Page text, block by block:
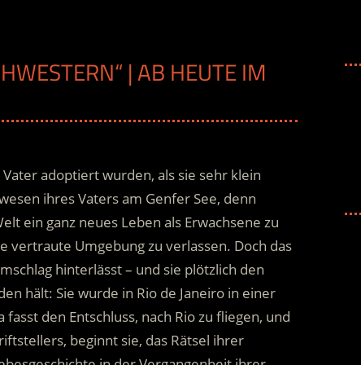
| AB HEUTE IM
adoptiert wurden, als sie sehr klein
ihres Vaters am Genfer See, denn
ein ganz neues Leben als Erwachsene zu
vertraute Umgebung zu verlassen. Doch das
hinterlässt – und sie plötzlich den
hält: Sie wurde in Rio de Janeiro in einer
den Entschluss, nach Rio zu fliegen, und
beginnt sie, das Rätsel ihrer